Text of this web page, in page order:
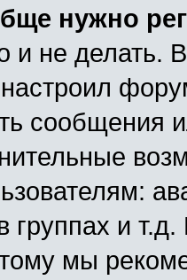
нужно
и не делать.
сообщения
группах и
мы